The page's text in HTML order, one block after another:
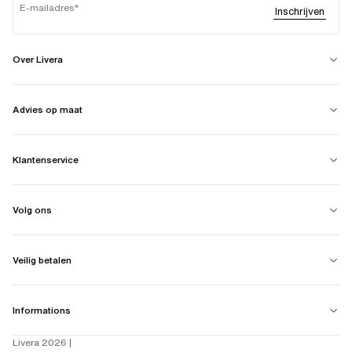
E-mailadres Inschrijven
Over Livera
Advies op maat
Klantenservice
Volg ons
Veilig betalen
Informations
Livera 2026 |